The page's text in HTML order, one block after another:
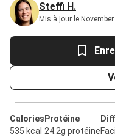
Steffi H.
Mis à jour le
Calories
535 kcal
Protéine
24.2g protéine